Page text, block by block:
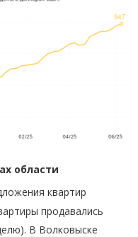
области
квартир
продавались
В Волковыске